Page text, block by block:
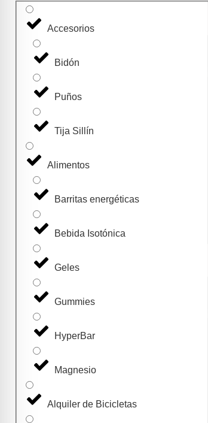
Accesorios
Bidón
Puños
Tija Sillín
Alimentos
Barritas energéticas
Bebida Isotónica
Geles
Gummies
HyperBar
Magnesio
Alquiler de Bicicletas